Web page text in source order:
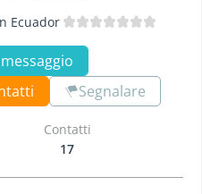
Ecuador
Segnalare
Contatti
17